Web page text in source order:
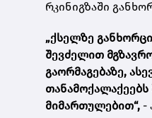
რკინიგზაში
„ქსელზე
შევძელით
გაორმაგებაზე,
მიმართულებით“, -